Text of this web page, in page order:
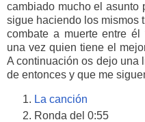
cambiado mucho el asunto
sigue haciendo los mismos
combate a muerte entre
una vez quien tiene el
A continuación os dejo una
de entonces y que me
La canción
Ronda del 0:55